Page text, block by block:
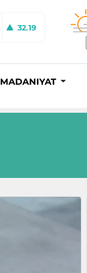
32.19
MADANIYAT